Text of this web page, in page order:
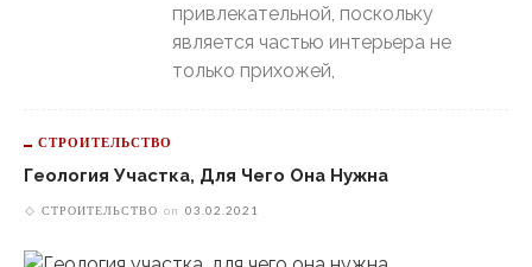
привлекательной, поскольку
является частью интерьера не
только прихожей,
СТРОИТЕЛЬСТВО
Геология Участка, Для Чего Она Нужна
СТРОИТЕЛЬСТВО on 03.02.2021